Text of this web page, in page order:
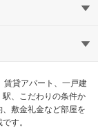
から探す
から探す
ョン
て
いの先生
賃貸アパート、一戸建
、こだわりの条件か
敷金礼金など部屋を
す。